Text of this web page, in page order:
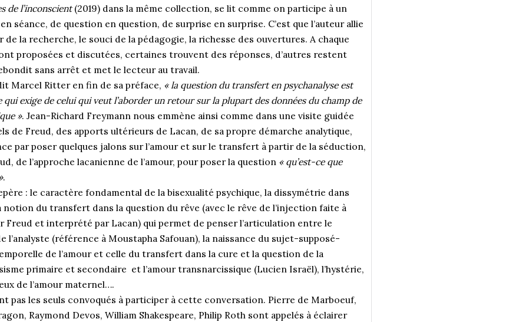
de l’inconscient(2019) dans la même collection, se lit comme on participe à un
séance, de question en question, de surprise en surprise. C’est que l’auteur allie
de la recherche, le souci de la pédagogie, la richesse des ouvertures. A chaque
proposées et discutées, certaines trouvent des réponses, d’autres restent
sans arrêt et met le lecteur au travail.
Marcel Ritter en fin de sa préface, « la question du transfert en psychanalyse est
qui exige de celui qui veut l’aborder un retour sur la plupart des données du champ de
». Jean-Richard Freymann nous emmène ainsi comme dans une visite guidée
de Freud, des apports ultérieurs de Lacan, de sa propre démarche analytique,
par poser quelques jalons sur l’amour et sur le transfert à partir de la séduction,
de l’approche lacanienne de l’amour, pour poser la question « qu’est-ce que
.
: le caractère fondamental de la bisexualité psychique, la dissymétrie dans
notion du transfert dans la question du rêve (avec le rêve de l’injection faite à
Freud et interprété par Lacan) qui permet de penser l’articulation entre le
(référence à Moustapha Safouan), la naissance du sujet-supposé-
de l’amour et celle du transfert dans la cure et la question de la
primaire et secondaire et l’amour transnarcissique (Lucien Israël), l’hystérie,
de l’amour maternel….
pas les seuls convoqués à participer à cette conversation. Pierre de Marboeuf,
Raymond Devos, William Shakespeare, Philip Roth sont appelés à éclairer